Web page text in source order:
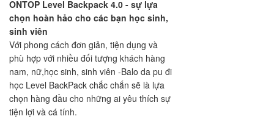
ONTOP Level Backpack 4.0 - sự lựa
chọn hoàn hảo cho các bạn học sinh,
sinh viên
Với phong cách đơn giản, tiện dụng và
phù hợp với nhiều đối tượng khách hàng
nam, nữ,học sinh, sinh viên -Balo da pu đi
học Level BackPack chắc chắn sẽ là lựa
chọn hàng đầu cho những ai yêu thích sự
tiện lợi và cá tính.